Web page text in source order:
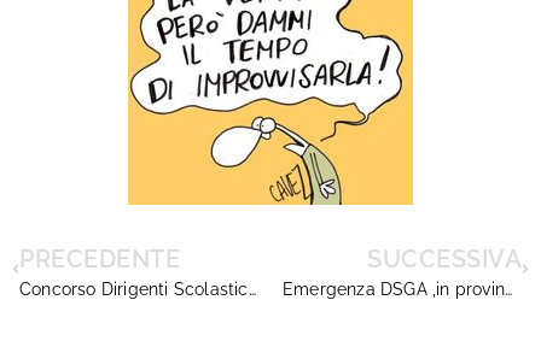
PRECEDENTE
Concorso Dirigenti Scolastici, pubblicata l’assegnazione regionale dei vincitori
SUCCESSIVA
Emergenza DSGA ,in provincia di Roma quasi 200 sedi vacanti